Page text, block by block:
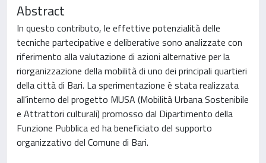
Abstract
In questo contributo, le effettive potenzialità delle
tecniche partecipative e deliberative sono analizzate con
riferimento alla valutazione di azioni alternative per la
riorganizzazione della mobilità di uno dei principali quartieri
della città di Bari. La sperimentazione è stata realizzata
all’interno del progetto MUSA (Mobilità Urbana Sostenibile
e Attrattori culturali) promosso dal Dipartimento della
Funzione Pubblica ed ha beneficiato del supporto
organizzativo del Comune di Bari.